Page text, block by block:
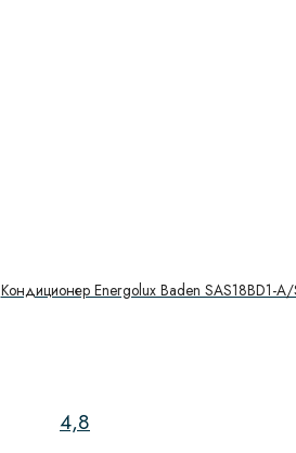
Кондиционер Energolux Baden SAS18BD1-A/
4,8